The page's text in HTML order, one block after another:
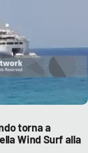
torna a
Wind Surf alla